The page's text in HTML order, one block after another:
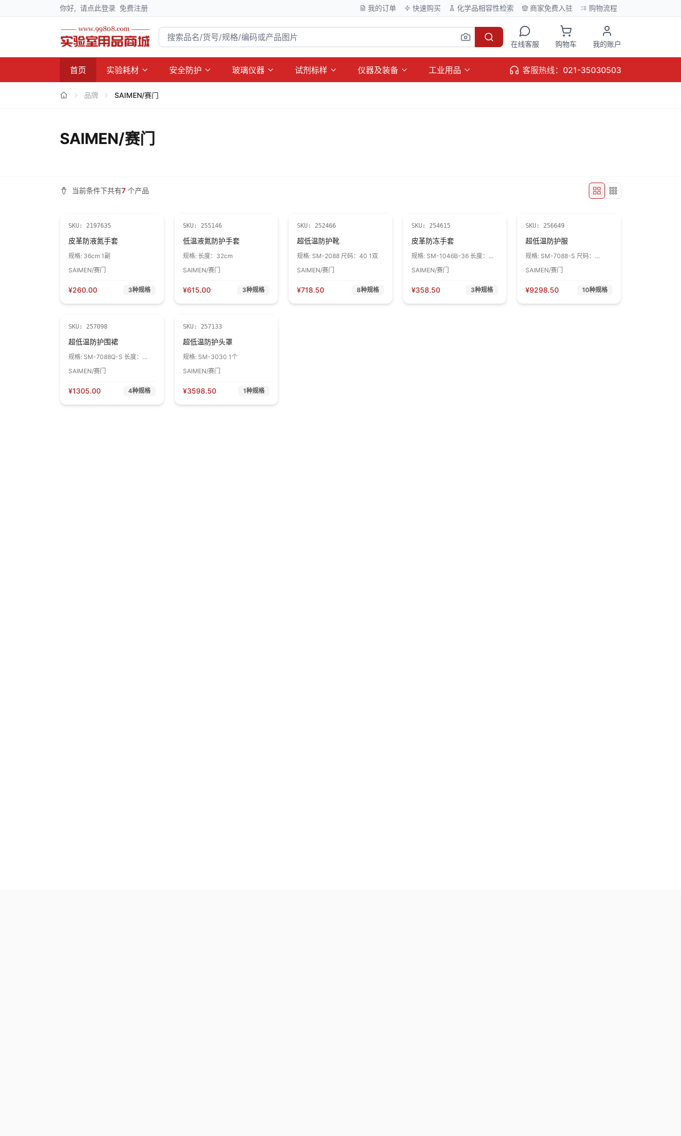
你好, 请点此登录 免费注册 我的订单 快速购买 化学品相容性检索 商家免费入驻 购物流程
在线客服 购物车 我的账户
首页 实验耗材 安全防护 玻璃仪器 试剂标样 仪器及装备 工业用品 客服热线：021-35030503
品牌 SAIMEN/赛门
SAIMEN/赛门
当前条件下共有7 个产品
SKU: 2197635
皮革防液氮手套
规格: 36cm 1副
SAIMEN/赛门
¥260.00 3种规格
SKU: 255146
低温液氮防护手套
规格: 长度：32cm
SAIMEN/赛门
¥615.00 3种规格
SKU: 252466
超低温防护靴
规格: SM-2088 尺码：40 1双
SAIMEN/赛门
¥718.50 8种规格
SKU: 254615
皮革防冻手套
规格: SM-1046B-36 长度：
SAIMEN/赛门
¥358.50 3种规格
SKU: 256649
超低温防护服
规格: SM-7088-S 尺码：
SAIMEN/赛门
¥9298.50 10种规格
SKU: 257098
超低温防护围裙
规格: SM-7088Q-S 长度：
SAIMEN/赛门
¥1305.00 4种规格
SKU: 257133
超低温防护头罩
规格: SM-3030 1个
SAIMEN/赛门
¥3598.50 1种规格